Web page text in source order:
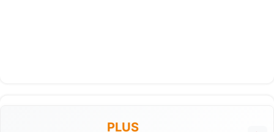
PLUS